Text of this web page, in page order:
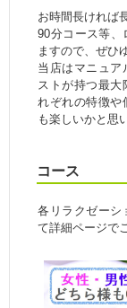
お時間長ければ
90分コース等、
ますので、ぜひ
当店はマニュア
ストが持つ最大
れぞれの特徴や
も楽しいかと思
コース
各リラクゼーシ
て詳細ページで